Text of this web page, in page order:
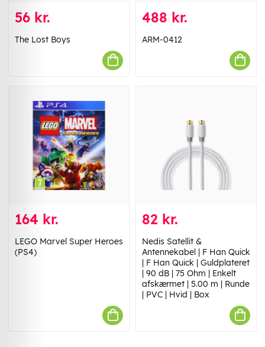
56 kr.
The Lost Boys
488 kr.
ARM-0412
164 kr.
LEGO Marvel Super Heroes
(PS4)
82 kr.
Nedis Satellit &
Antennekabel | F Han Quick
| F Han Quick | Guldplateret
| 90 dB | 75 Ohm | Enkelt
afskærmet | 5.00 m | Runde
| PVC | Hvid | Box